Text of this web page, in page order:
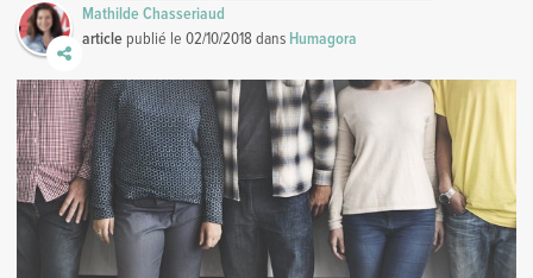
Mathilde Chasseriaud
article publié le02/10/2018 dans Humagora